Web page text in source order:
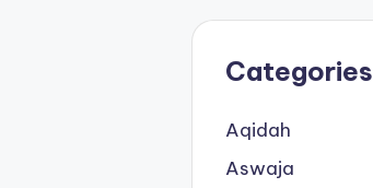
Categories
Aqidah
Aswaja